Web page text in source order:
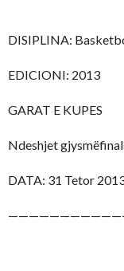
DISIPLINA:
EDICIONI: 2013
GARAT E KUPES
Ndeshjet
DATA: 31 Tetor